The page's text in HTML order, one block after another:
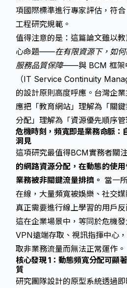
項國際標準進行專家評估，符
工程研究規範。
值得注意的是：這篇論文雖以
心命題——在有限資源下，如
服務品質保障——與 BCM 框架
（IT Service Continuity
的設計原則高度呼應。台灣企
應把「教育網站」理解為「關
分配」理解為「資源優先順序管
危機時刻，頻寬即是業務命脈：
洞見
這項研究最值得BCM實務者關
的網路資源分配，在動態的使
業務被非關鍵流量排擠。 當一
在線，大量頻寬被娛樂、社交媒
真正需要進行線上學習的用戶
這在企業場景中，等同於危機發
VPN遠端存取、視訊指揮中心
取非業務流量而無法正常運作。
核心發現 1：動態頻寬分配可顯
質
研究團隊設計的原型系統透過